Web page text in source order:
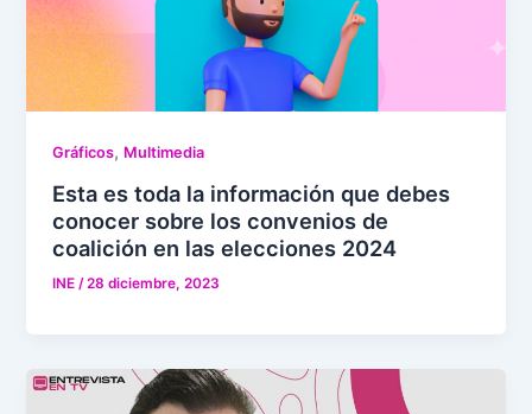
Gráficos, Multimedia
Esta es toda la información que debes
conocer sobre los convenios de
coalición en las elecciones 2024
INE/28 diciembre, 2023